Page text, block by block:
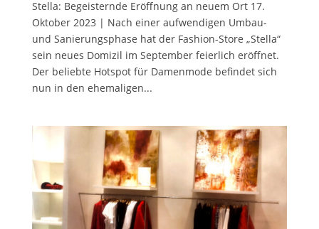
Stella: Begeisternde Eröffnung an neuem Ort 17.
Oktober 2023 | Nach einer aufwendigen Umbau-
und Sanierungsphase hat der Fashion-Store „Stella“
sein neues Domizil im September feierlich eröffnet.
Der beliebte Hotspot für Damenmode befindet sich
nun in den ehemaligen...